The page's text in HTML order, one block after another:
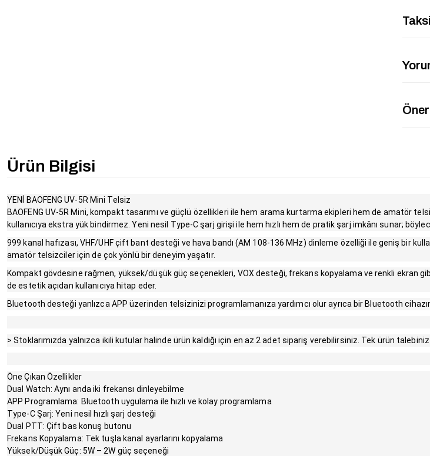
Ürün Bilgisi
YENİ BAOFENG UV-5R Mini Telsiz
BAOFENG UV-5R Mini, kompakt tasarımı ve güçlü özellikleri ile hem arama kurtarma ekipleri hem de amatör
kullanıcıya ekstra yük bindirmez. Yeni nesil Type-C şarj girişi ile hem hızlı hem de pratik şarj imkânı sunar;
999 kanal hafızası, VHF/UHF çift bant desteği ve hava bandı (AM 108-136 MHz) dinleme özelliği ile geniş bir
amatör telsizciler için de çok yönlü bir deneyim yaşatır.
Kompakt gövdesine rağmen, yüksek/düşük güç seçenekleri, VOX desteği, frekans kopyalama ve renkli ekran
de estetik açıdan kullanıcıya hitap eder.
Bluetooth desteği yanlızca APP üzerinden telsizinizi programlamanıza yardımcı olur ayrıca bir Bluetooth
> Stoklarımızda yalnızca ikili kutular halinde ürün kaldığı için en az 2 adet sipariş verebilirsiniz. Tek ürün
Öne Çıkan Özellikler
Dual Watch: Aynı anda iki frekansı dinleyebilme
APP Programlama: Bluetooth uygulama ile hızlı ve kolay programlama
Type-C Şarj: Yeni nesil hızlı şarj desteği
Dual PTT: Çift bas konuş butonu
Frekans Kopyalama: Tek tuşla kanal ayarlarını kopyalama
Yüksek/Düşük Güç: 5W – 2W güç seçeneği